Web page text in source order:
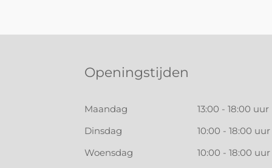
Openingstijden
Maandag
13:00 - 18:00 uur
Dinsdag
10:00 - 18:00 uur
Woensdag
10:00 - 18:00 uur